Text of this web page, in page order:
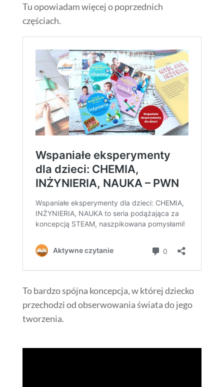
Tu opowiadam więcej o poprzednich
częściach.
To bardzo spójna koncepcja, w której dziecko
przechodzi od obserwowania świata do jego
tworzenia.